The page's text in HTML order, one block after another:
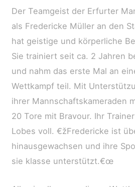
Der Teamgeist der Erfurter
als Fredericke Müller an den
hat geistige und körperliche
Sie trainiert seit ca. 2 Jahren
und nahm das erste Mal an
Wettkampf teil. Mit
ihrer Mannschaftskameraden
20 Tore mit Bravour. Ihr
Lobes voll. €žFredericke ist
hinausgewachsen und ihre
sie klasse unterstützt.€œ